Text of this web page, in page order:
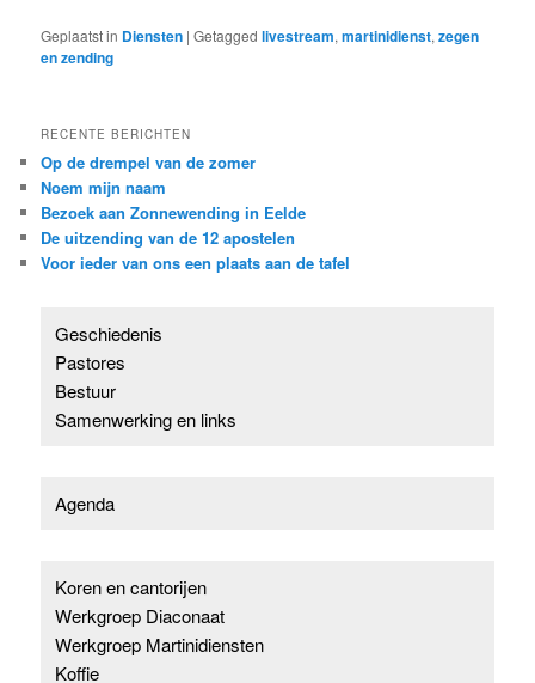
Geplaatst in Diensten |Getagged livestream,martinidienst,zegen
en zending
RECENTE BERICHTEN
Op de drempel van de zomer
Noem mijn naam
Bezoek aan Zonnewending in Eelde
De uitzending van de 12 apostelen
Voor ieder van ons een plaats aan de tafel
Geschiedenis
Pastores
Bestuur
Samenwerking en links
Agenda
Koren en cantorijen
Werkgroep Diaconaat
Werkgroep Martinidiensten
Koffie